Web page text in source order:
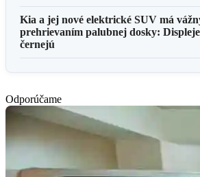
Kia a jej nové elektrické SUV má
prehrievaním palubnej dosky:
černejú
Odporúčame